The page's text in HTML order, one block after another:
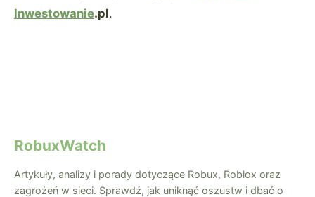
Inwestowanie.pl.
RobuxWatch
Artykuły, analizy i porady dotyczące Robux, Roblox oraz
zagrożeń w sieci. Sprawdź, jak uniknąć oszustw i dbać o